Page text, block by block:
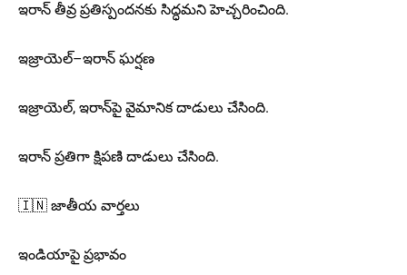
ఇరాన్ తీవ్ర ప్రతిస్పందనకు సిద్ధమని హెచ్చరించింది.
ఇజ్రాయెల్–ఇరాన్ ఘర్షణ
ఇజ్రాయెల్, ఇరాన్‌పై వైమానిక దాడులు చేసింది.
ఇరాన్ ప్రతిగా క్షిపణి దాడులు చేసింది.
🇮🇳 జాతీయ వార్తలు
ఇండియాపై ప్రభావం